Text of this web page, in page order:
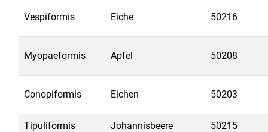
Vespiformis Eiche 50216
Myopaeformis Apfel 50208
Conopiformis Eichen 50203
Tipuliformis Johannisbeere 50215